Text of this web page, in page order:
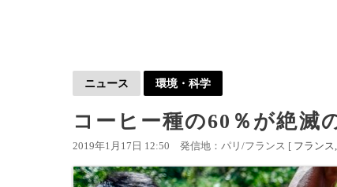
ニュース 環境・科学
コーヒー種の60％が絶滅
2019年1月17日 12:50 発信地：パリ/フランス [ フランス